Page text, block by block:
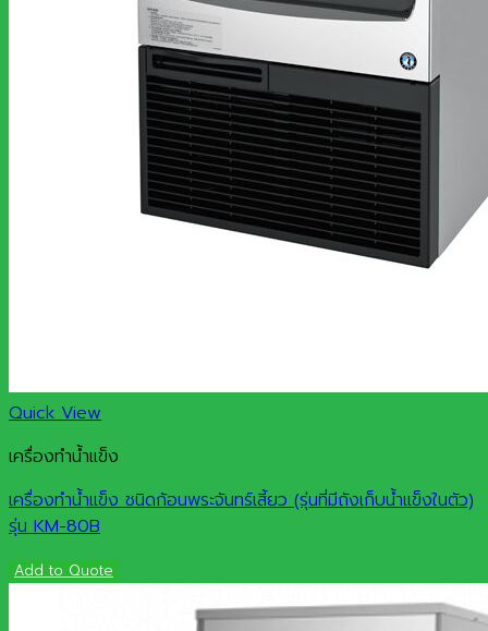
Quick View
เครื่องทำน้ำแข็ง
เครื่องทำน้ำแข็ง ชนิดก้อนพระจันทร์เสี้ยว (รุ่นที่มีถังเก็บน้ำแข็งในตัว)
รุ่น KM-80B
Add to Quote